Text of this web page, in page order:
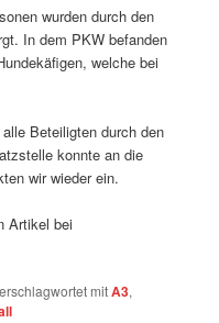
wurden durch den
In dem PKW befanden
welche bei
Beteiligten durch den
konnte an die
wir wieder ein.
Artikel bei
mitA3,